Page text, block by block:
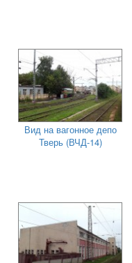
Вид на вагонное депо
Тверь (ВЧД-14)